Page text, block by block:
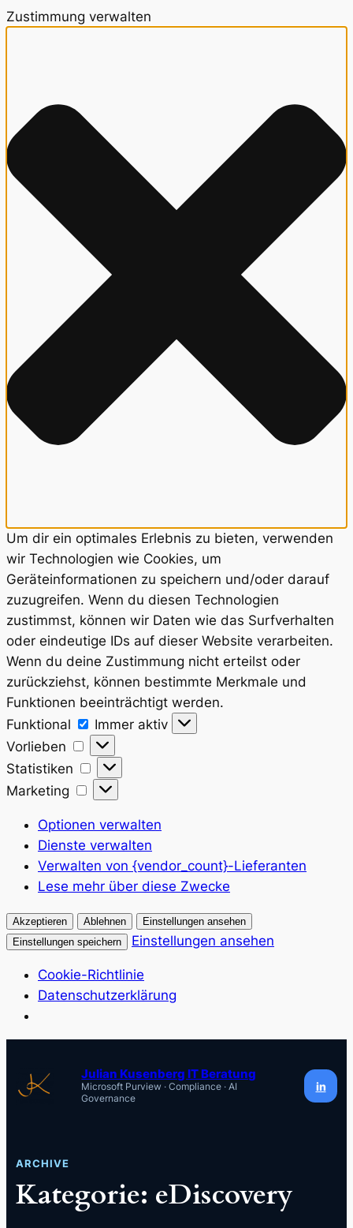
Zustimmung verwalten
Um dir ein optimales Erlebnis zu bieten, verwenden
wir Technologien wie Cookies, um
Geräteinformationen zu speichern und/oder darauf
zuzugreifen. Wenn du diesen Technologien
zustimmst, können wir Daten wie das Surfverhalten
oder eindeutige IDs auf dieser Website verarbeiten.
Wenn du deine Zustimmung nicht erteilst oder
zurückziehst, können bestimmte Merkmale und
Funktionen beeinträchtigt werden.
Funktional
Funktional
Immer aktiv
Vorlieben
Vorlieben
Statistiken
Statistiken
Marketing
Marketing
Optionen verwalten
Dienste verwalten
Verwalten von {vendor_count}-Lieferanten
Lese mehr über diese Zwecke
Akzeptieren Ablehnen
Einstellungen ansehen
Einstellungen speichern
Einstellungen ansehen
Cookie-Richtlinie
Datenschutzerklärung
springen
Julian Kusenberg IT Beratung
Microsoft Purview · Compliance · AI
Governance
in
ARCHIVE
Kategorie: eDiscovery